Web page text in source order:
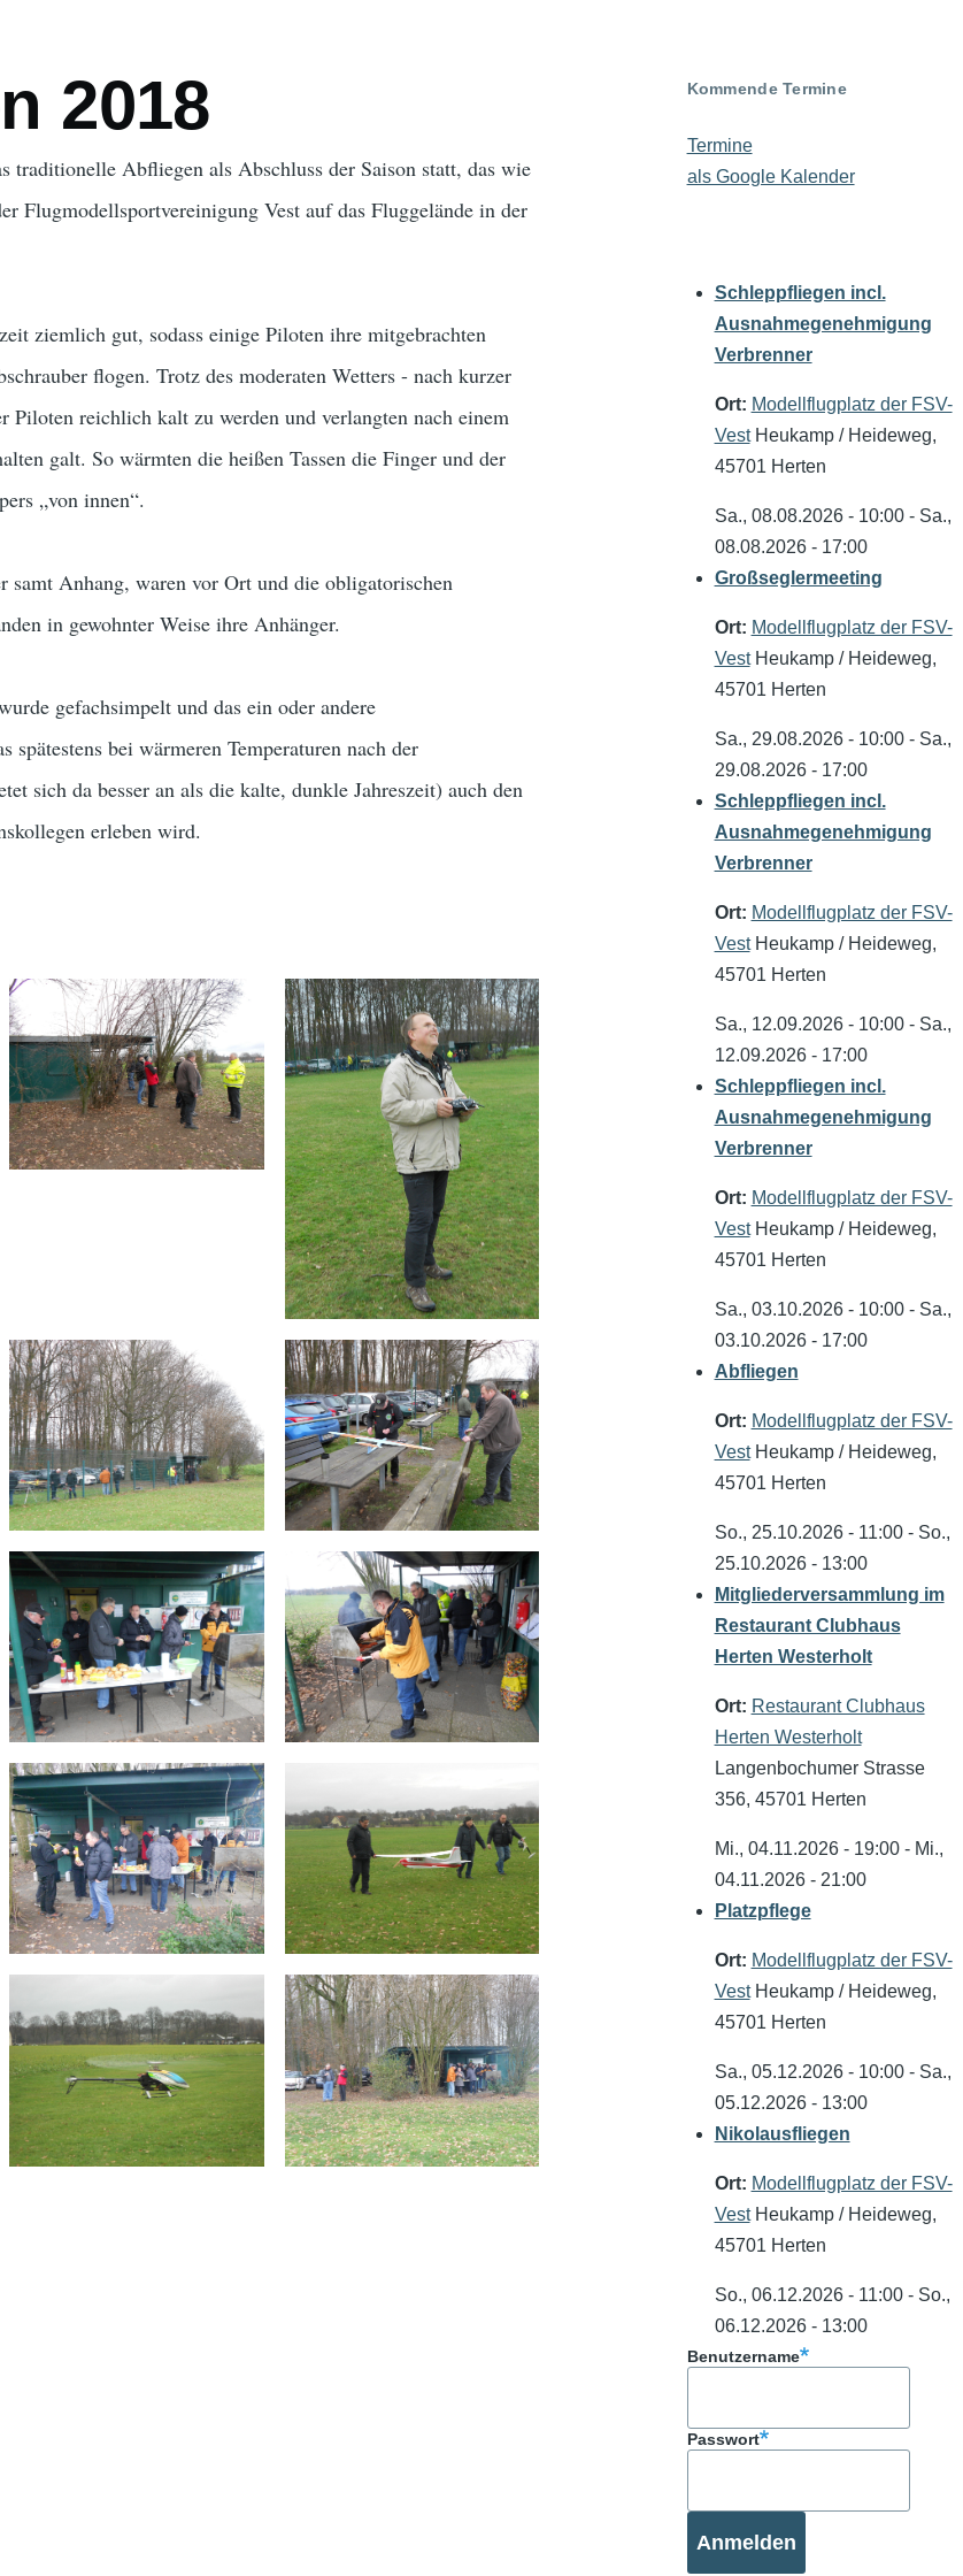
2018
traditionelle Abfliegen als Abschluss der Saison statt, das wie
Flugmodellsportvereinigung Vest auf das Fluggelände in der
ziemlich gut, sodass einige Piloten ihre mitgebrachten
flogen. Trotz des moderaten Wetters - nach kurzer
Piloten reichlich kalt zu werden und verlangten nach einem
galt. So wärmten die heißen Tassen die Finger und der
„von innen“.
samt Anhang, waren vor Ort und die obligatorischen
in gewohnter Weise ihre Anhänger.
gefachsimpelt und das ein oder andere
spätestens bei wärmeren Temperaturen nach der
sich da besser an als die kalte, dunkle Jahreszeit) auch den
erleben wird.
Kommende Termine
Termine
als Google Kalender
Schleppfliegen incl.
Ausnahmegenehmigung
Verbrenner
Ort: Modellflugplatz der FSV-
VestHeukamp / Heideweg,
45701 Herten
Sa., 08.08.2026 - 10:00- Sa.,
08.08.2026 - 17:00
Großseglermeeting
Ort: Modellflugplatz der FSV-
VestHeukamp / Heideweg,
45701 Herten
Sa., 29.08.2026 - 10:00- Sa.,
29.08.2026 - 17:00
Schleppfliegen incl.
Ausnahmegenehmigung
Verbrenner
Ort: Modellflugplatz der FSV-
VestHeukamp / Heideweg,
45701 Herten
Sa., 12.09.2026 - 10:00- Sa.,
12.09.2026 - 17:00
Schleppfliegen incl.
Ausnahmegenehmigung
Verbrenner
Ort: Modellflugplatz der FSV-
VestHeukamp / Heideweg,
45701 Herten
Sa., 03.10.2026 - 10:00- Sa.,
03.10.2026 - 17:00
Abfliegen
Ort: Modellflugplatz der FSV-
VestHeukamp / Heideweg,
45701 Herten
So., 25.10.2026 - 11:00- So.,
25.10.2026 - 13:00
Mitgliederversammlung im
Restaurant Clubhaus
Herten Westerholt
Ort: Restaurant Clubhaus
Herten Westerholt
Langenbochumer Strasse
356, 45701 Herten
Mi., 04.11.2026 - 19:00- Mi.,
04.11.2026 - 21:00
Platzpflege
Ort: Modellflugplatz der FSV-
VestHeukamp / Heideweg,
45701 Herten
Sa., 05.12.2026 - 10:00- Sa.,
05.12.2026 - 13:00
Nikolausfliegen
Ort: Modellflugplatz der FSV-
VestHeukamp / Heideweg,
45701 Herten
So., 06.12.2026 - 11:00- So.,
06.12.2026 - 13:00
Benutzername
Passwort